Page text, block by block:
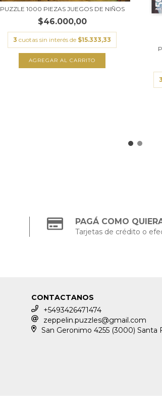
PUZZLE 1000 PIEZAS JUEGOS DE NIÑOS
$46.000,00
3 cuotas sin interés de $15.333,33
3
PAGÁ COMO
Tarjetas de crédito o
CONTACTANOS
+5493426471474
zeppelin.puzzles@gmail.com
San Geronimo 4255 (3000) Santa